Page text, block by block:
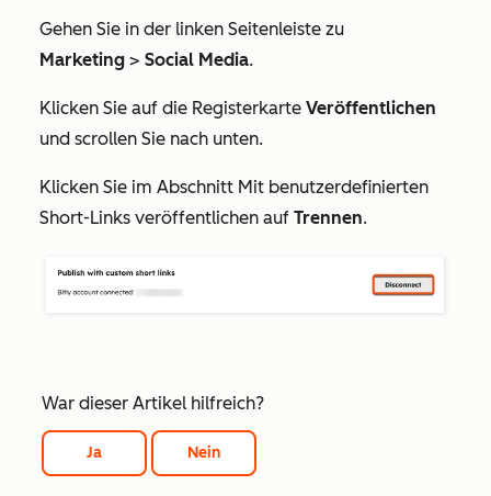
Gehen Sie in der linken Seitenleiste zu
Marketing > Social Media.
Klicken Sie auf die Registerkarte Veröffentlichen
und scrollen Sie nach unten.
Klicken Sie im Abschnitt Mit benutzerdefinierten
Short-Links veröffentlichen auf Trennen.
War dieser Artikel hilfreich?
Ja Nein